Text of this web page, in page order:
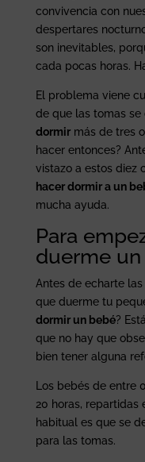
convivencia con
despertares
son inevitables,
cada pocas horas.
El problema viene
de que las tomas se
dormirmás de tres o
hacer entonces?
vistazo a estos diez
hacer dormir a un
mucha ayuda.
Para
duerme un
Antes de echarte
que duerme tu
dormir un bebé?
que no hay que
bien tener alguna
Los bebés de entre
20 horas, repartidas
habitual es que se
para las tomas.